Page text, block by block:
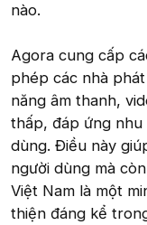
nào.
Agora cung cấp
phép các nhà
năng âm thanh,
thấp, đáp ứng nhu
dùng. Điều này
người dùng mà
Việt Nam là một
thiện đáng kể